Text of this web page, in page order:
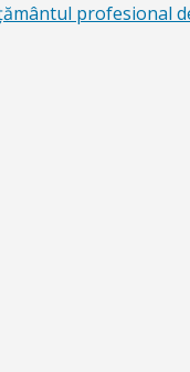
profesional